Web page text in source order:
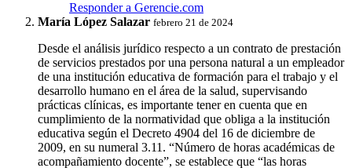
Responder a Gerencie.com
María López Salazar febrero 21 de 2024
Desde el análisis jurídico respecto a un contrato de prestación
de servicios prestados por una persona natural a un empleador
de una institución educativa de formación para el trabajo y el
desarrollo humano en el área de la salud, supervisando
prácticas clínicas, es importante tener en cuenta que en
cumplimiento de la normatividad que obliga a la institución
educativa según el Decreto 4904 del 16 de diciembre de
2009, en su numeral 3.11. “Número de horas académicas de
acompañamiento docente”, se establece que “las horas